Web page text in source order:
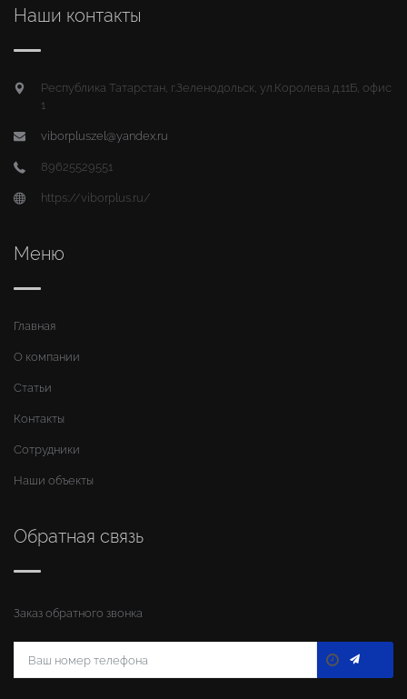
Наши контакты
Республика Татарстан, г.Зеленодольск, ул.Королева д.11Б, офис
1
viborpluszel@yandex.ru
89625529551
https://viborplus.ru/
Меню
Главная
О компании
Статьи
Контакты
Сотрудники
Наши объекты
Обратная связь
Заказ обратного звонка